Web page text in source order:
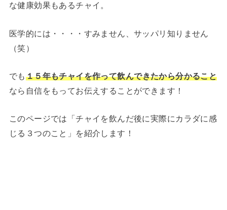
な健康効果もあるチャイ。
医学的には・・・・すみません、サッパリ知りません
（笑）
でも１５年もチャイを作って飲んできたから分かること
なら自信をもってお伝えすることができます！
このページでは「チャイを飲んだ後に実際にカラダに感
じる３つのこと」を紹介します！